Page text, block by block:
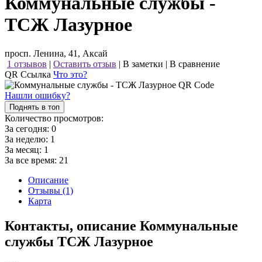
ТСЖ Лазурное
просп. Ленина, 41, Аксай
1 отзывов | Оставить отзыв | В заметки | В сравнение
QR Ссылка Что это?
Нашли ошибку?
Поднять в топ
Количество просмотров:
За сегодня: 0
За неделю: 1
За месяц: 1
За все время: 21
Описание
Отзывы (1)
Карта
Контакты, описание Коммунальные
службы ТСЖ Лазурное